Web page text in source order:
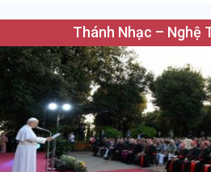
Thánh Nhạc – Nghệ